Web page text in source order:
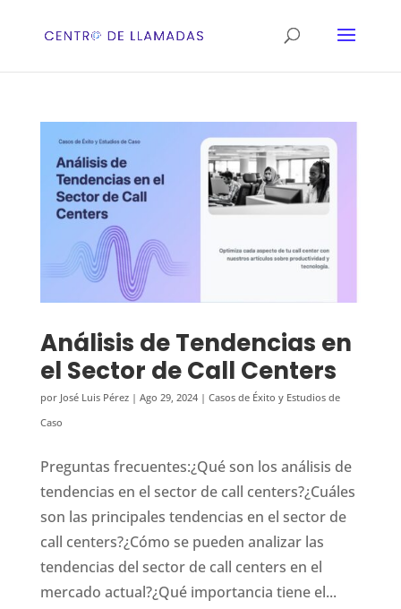
Análisis de Tendencias en
el Sector de Call Centers
por José Luis Pérez| Ago 29, 2024| Casos de Éxito y Estudios de
Caso
Preguntas frecuentes:¿Qué son los análisis de
tendencias en el sector de call centers?¿Cuáles
son las principales tendencias en el sector de
call centers?¿Cómo se pueden analizar las
tendencias del sector de call centers en el
mercado actual?¿Qué importancia tiene el...